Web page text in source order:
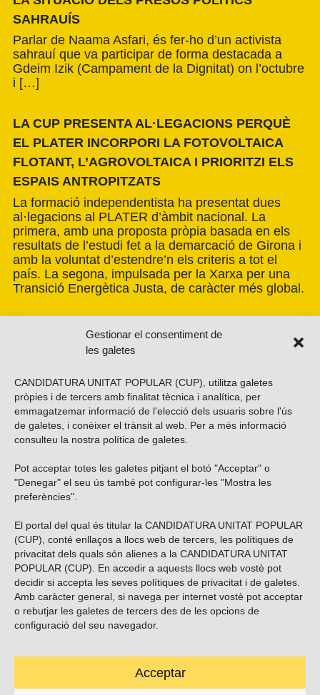
Gestionar el consentiment de
les galetes
CANDIDATURA UNITAT POPULAR (CUP), utilitza galetes
pròpies i de tercers amb finalitat tècnica i analítica, per
emmagatzemar informació de l'elecció dels usuaris sobre l'ús
de galetes, i conèixer el trànsit al web. Per a més informació
consulteu la nostra política de galetes
Pot acceptar totes les galetes pitjant el botó "Acceptar" o
"Denegar" el seu ús també pot configurar-les "Mostra les
preferències".
El portal del qual és titular la CANDIDATURA UNITAT POPULAR
(CUP), conté enllaços a llocs web de tercers, les polítiques de
privacitat dels quals són alienes a la CANDIDATURA UNITAT
POPULAR (CUP). En accedir a aquests llocs web vostè pot
decidir si accepta les seves polítiques de privacitat i de galetes.
Amb caràcter general, si navega per internet vostè pot acceptar
o rebutjar les galetes de tercers des de les opcions de
configuració del seu navegador.
Acceptar
SAHRAUÍS
Parlar de Naama Asfari, és fer-ho d’un activista
sahrauí que va participar de forma destacada a
Gdeim Izik (Campament de la Dignitat) on l’octubre
i […]
LA CUP PRESENTA AL·LEGACIONS PERQUÈ
EL PLATER INCORPORI LA FOTOVOLTAICA
FLOTANT, L’AGROVOLTAICA I PRIORITZI ELS
ESPAIS ANTROPITZATS
La formació independentista ha presentat dues
al·legacions al PLATER d’àmbit nacional. La
primera, amb una proposta pròpia basada en els
resultats de l’estudi fet a la demarcació de Girona i
amb la voluntat d’estendre’n els criteris a tot el
país. La segona, impulsada per la Xarxa per una
Transició Energètica Justa, de caràcter més global.
Vols subscriure’t al nostre butlletí?
ENVIAR
Troba’ns a les xarxes socials
Carrer Casp 180 (baixos), Barcelona.